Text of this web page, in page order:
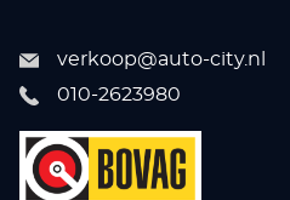
verkoop@auto-city.nl
010-2623980